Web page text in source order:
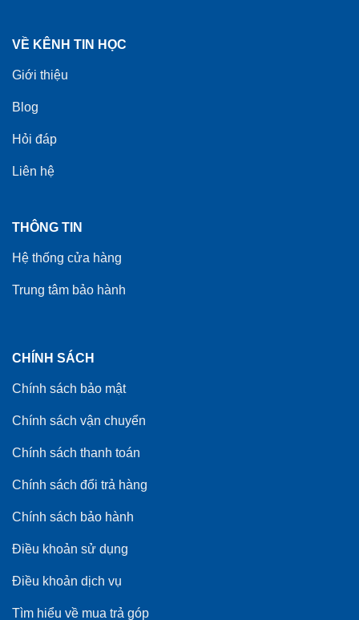
VỀ KÊNH TIN HỌC
Giới thiệu
Blog
Hỏi đáp
Liên hệ
THÔNG TIN
Hệ thống cửa hàng
Trung tâm bảo hành
CHÍNH SÁCH
Chính sách bảo mật
Chính sách vận chuyển
Chính sách thanh toán
Chính sách đổi trả hàng
Chính sách bảo hành
Điều khoản sử dụng
Điều khoản dịch vụ
Tìm hiểu về mua trả góp